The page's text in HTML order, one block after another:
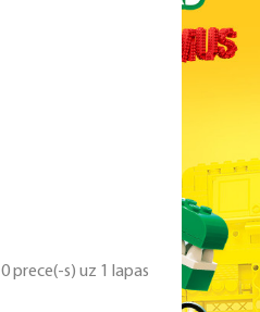
0 prece(-s) uz 1 lapas